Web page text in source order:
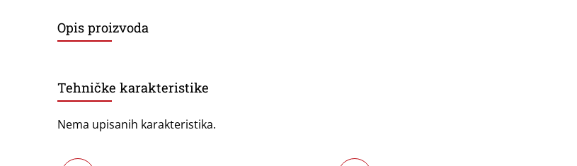
Opis proizvoda
Tehničke karakteristike
Nema upisanih karakteristika.